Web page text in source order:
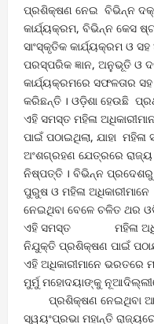
ପ୍ରଶିକ୍ଷଣ ନେଇ ବିଭିନ୍ନ
କାର୍ଯ୍ୟକ୍ରମ, ବିଭିନ୍ନ କେସ
ସାଂସ୍କୃତିକ କାର୍ଯ୍ୟକ୍ରମ ଓ
ପରସ୍ପରିକ ଜ୍ଞାନ, ଅନୁଭୂତି ଓ
କାର୍ଯ୍ୟକ୍ରମରେ ସଫଳତାର
କରିଛନ୍ତି । ଓଡ଼ିଶା ହେଉଛି
ଏହି ସମସ୍ତ ମହିଳା
ପାଇଁ ପଠାଇଥିଲା, ଯାହା
ଅଂଶଗ୍ରହଣ ଯେତ୍ରରେ
ନିଷ୍ପତ୍ତି । ବିଭିନ୍ନ
ପୁରୁଷ ଓ ମହିଳା
ନେଇଥିବା ବେଳେ ଚଳିତ ଥର
ଏହି ସମସ୍ତ ମହିଳା
ନିଯୁକ୍ତି ପ୍ରଶିକ୍ଷଣ ପାଇଁ
ଏହି ଅଧିକାରୀମାନେ ଭରତରେ
ମୁର୍ମୁ ମହୋଦୟାଙ୍କୁ
ପ୍ରଶିକ୍ଷଣ ନେଇଥିବା
ସ୍ୱୟଂପ୍ରଭା ମହାନ୍ତି